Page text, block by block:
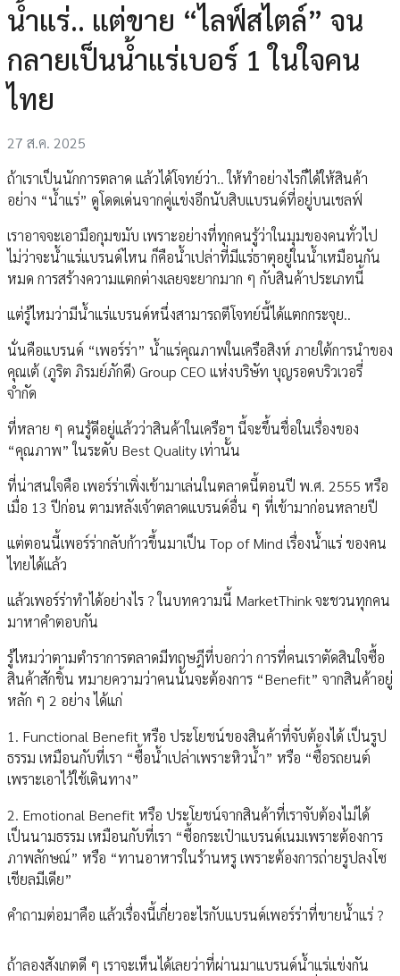
น้ำแร่.. แต่ขาย “ไลฟ์สไตล์” จน
กลายเป็นน้ำแร่เบอร์ 1 ในใจคน
ไทย
27 ส.ค. 2025
ถ้าเราเป็นนักการตลาด แล้วได้โจทย์ว่า.. ให้ทำอย่างไรก็ได้ให้สินค้า
อย่าง “น้ำแร่” ดูโดดเด่นจากคู่แข่งอีกนับสิบแบรนด์ที่อยู่บนเชลฟ์
เราอาจจะเอามือกุมขมับ เพราะอย่างที่ทุกคนรู้ว่าในมุมของคนทั่วไป
ไม่ว่าจะน้ำแร่แบรนด์ไหน ก็คือน้ำเปล่าที่มีแร่ธาตุอยู่ในน้ำเหมือนกัน
หมด การสร้างความแตกต่างเลยจะยากมาก ๆ กับสินค้าประเภทนี้
แต่รู้ไหมว่ามีน้ำแร่แบรนด์หนึ่งสามารถตีโจทย์นี้ได้แตกกระจุย..
นั่นคือแบรนด์ “เพอร์ร่า” น้ำแร่คุณภาพในเครือสิงห์ ภายใต้การนำของ
คุณเต้ (ภูริต ภิรมย์ภักดี) Group CEO แห่งบริษัท บุญรอดบริวเวอรี่
จำกัด
ที่หลาย ๆ คนรู้ดีอยู่แล้วว่าสินค้าในเครือฯ นี้จะขึ้นชื่อในเรื่องของ
“คุณภาพ” ในระดับ Best Quality เท่านั้น
ที่น่าสนใจคือ เพอร์ร่าเพิ่งเข้ามาเล่นในตลาดนี้ตอนปี พ.ศ. 2555 หรือ
เมื่อ 13 ปีก่อน ตามหลังเจ้าตลาดแบรนด์อื่น ๆ ที่เข้ามาก่อนหลายปี
แต่ตอนนี้เพอร์ร่ากลับก้าวขึ้นมาเป็น Top of Mind เรื่องน้ำแร่ ของคน
ไทยได้แล้ว
แล้วเพอร์ร่าทำได้อย่างไร ? ในบทความนี้ MarketThink จะชวนทุกคน
มาหาคำตอบกัน
รู้ไหมว่าตามตำราการตลาดมีทฤษฎีที่บอกว่า การที่คนเราตัดสินใจซื้อ
สินค้าสักชิ้น หมายความว่าคนนั้นจะต้องการ “Benefit” จากสินค้าอยู่
หลัก ๆ 2 อย่าง ได้แก่
1. Functional Benefit หรือ ประโยชน์ของสินค้าที่จับต้องได้ เป็นรูป
ธรรม เหมือนกับที่เรา “ซื้อน้ำเปล่าเพราะหิวน้ำ” หรือ “ซื้อรถยนต์
เพราะเอาไว้ใช้เดินทาง”
2. Emotional Benefit หรือ ประโยชน์จากสินค้าที่เราจับต้องไม่ได้
เป็นนามธรรม เหมือนกับที่เรา “ซื้อกระเป๋าแบรนด์เนมเพราะต้องการ
ภาพลักษณ์” หรือ “ทานอาหารในร้านหรู เพราะต้องการถ่ายรูปลงโซ
เชียลมีเดีย”
คำถามต่อมาคือ แล้วเรื่องนี้เกี่ยวอะไรกับแบรนด์เพอร์ร่าที่ขายน้ำแร่ ?
ถ้าลองสังเกตดี ๆ เราจะเห็นได้เลยว่าที่ผ่านมาแบรนด์น้ำแร่แข่งกัน